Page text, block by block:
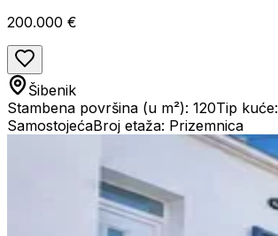
200.000 €
Šibenik
Stambena površina (u m²): 120Tip kuće:
SamostojećaBroj etaža: Prizemnica